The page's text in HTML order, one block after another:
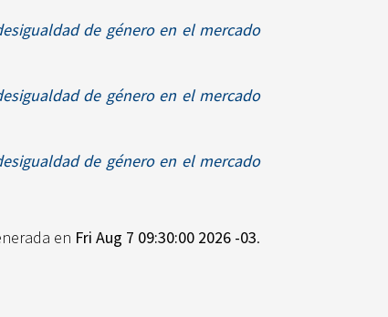
de género en el mercado
de género en el mercado
de género en el mercado
en Fri Aug 7 09:30:00 2026 -03.